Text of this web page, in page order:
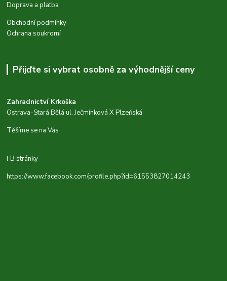
Doprava a platba
Obchodní podmínky
Ochrana soukromí
Přijďte si vybrat osobně za výhodnější ceny
Zahradnictví Krkoška
Ostrava-Stará Bělá ul. Ječmínková X Plzeňská
Těšíme se na Vás
FB stránky
https://www.facebook.com/profile.php?id=61553827014243